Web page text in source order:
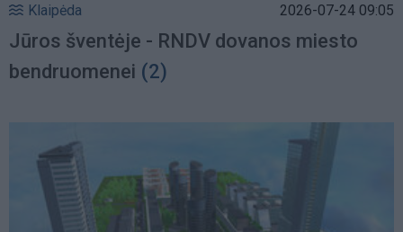
Klaipėda 2026-07-24 09:05
Jūros šventėje - RNDV dovanos miesto
bendruomenei (2)